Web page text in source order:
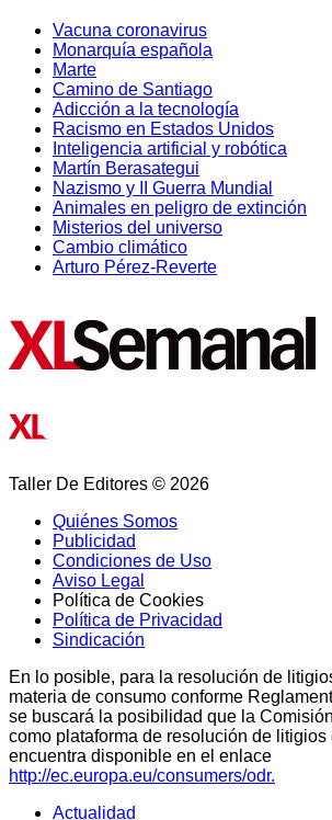
Vacuna coronavirus
Monarquía española
Marte
Camino de Santiago
Adicción a la tecnología
Racismo en Estados Unidos
Inteligencia artificial y robótica
Martín Berasategui
Nazismo y II Guerra Mundial
Animales en peligro de extinción
Misterios del universo
Cambio climático
Arturo Pérez-Reverte
Taller De Editores © 2026
Quiénes Somos
Publicidad
Condiciones de Uso
Aviso Legal
Política de Cookies
Política de Privacidad
Sindicación
En lo posible, para la resolución de
materia de consumo conforme
se buscará la posibilidad que la
como plataforma de resolución de
encuentra disponible en el enlace
http://ec.europa.eu/consumers/odr.
Actualidad